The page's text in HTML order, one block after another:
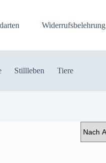
Widerrufsbelehrung
Stillleben Tiere